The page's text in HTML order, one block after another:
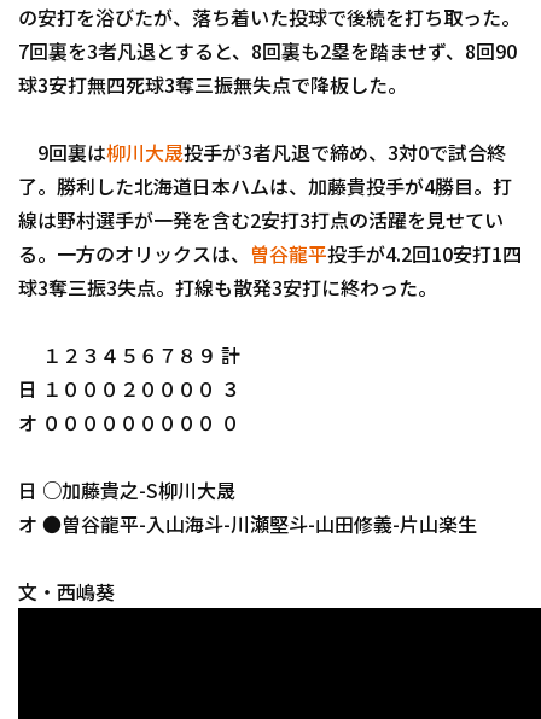
特定商取引法の表示
の安打を浴びたが、落ち着いた投球で後続を打ち取った。
7回裏を3者凡退とすると、8回裏も2塁を踏ませず、8回90
球3安打無四死球3奪三振無失点で降板した。
9回裏は柳川大晟投手が3者凡退で締め、3対0で試合終
了。勝利した北海道日本ハムは、加藤貴投手が4勝目。打
線は野村選手が一発を含む2安打3打点の活躍を見せてい
る。一方のオリックスは、 曽谷龍平投手が4.2回10安打1四
球3奪三振3失点。打線も散発3安打に終わった。
１２３４５６７８９ 計
日 １０００２００００ ３
オ ０００００００００ ０
日 ○加藤貴之-S柳川大晟
オ ●曽谷龍平-入山海斗-川瀬堅斗-山田修義-片山楽生
文・西嶋葵